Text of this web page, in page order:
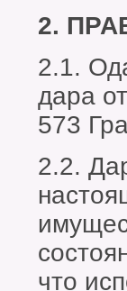
2.
2.1.
дара
573
2.2.
что